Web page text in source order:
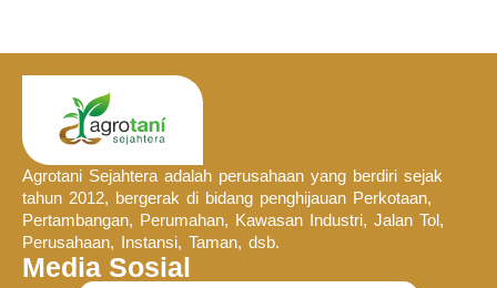
Agrotani Sejahtera adalah perusahaan yang berdiri sejak
tahun 2012, bergerak di bidang penghijauan Perkotaan,
Pertambangan, Perumahan, Kawasan Industri, Jalan Tol,
Perusahaan, Instansi, Taman, dsb.
Media Sosial